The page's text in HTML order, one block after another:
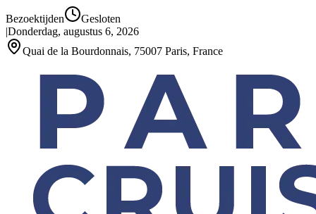
Bezoektijden
Gesloten
|Donderdag, augustus 6, 2026
Quai de la Bourdonnais, 75007 Paris, France